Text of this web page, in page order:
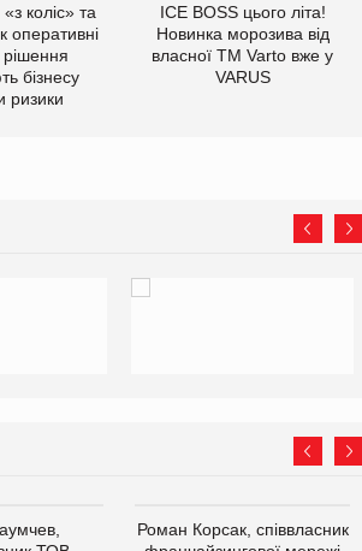
коліс» та
оперативні
рішення
бізнесу
ризики
ICE BOSS цього літа!
Новинка морозива від
власної ТМ Varto вже у
VARUS
Роман Корсак, співвласник